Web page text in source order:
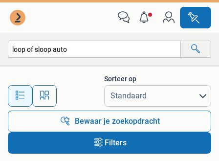
Alle afstanden…
Sorteer op
Bewaar je zoekopdracht
Filters